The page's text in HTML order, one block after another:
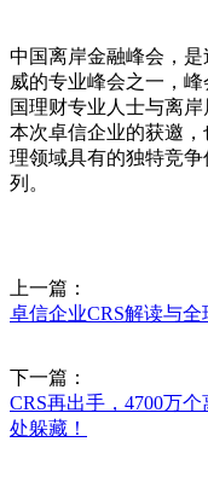
中国离岸金融峰会，
威的专业峰会之一，
国理财专业人士与离
本次卓信企业的获邀
理领域具有的独特竞
列。
上一篇：
卓信企业CRS解读与
下一篇：
CRS再出手，4700万
处躲藏！